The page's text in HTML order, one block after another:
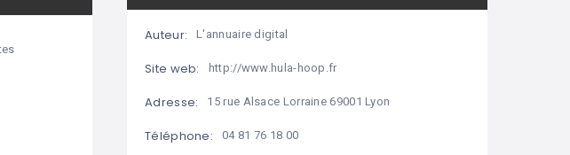
Auteur: L'annuaire digital
Site web: http://www.hula-hoop.fr
Adresse: 15 rue Alsace Lorraine 69001 Lyon
Téléphone: 04 81 76 18 00